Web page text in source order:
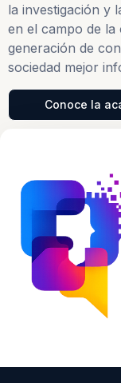
la investigación y
en el campo de
generación de
sociedad mejor
Conoce la